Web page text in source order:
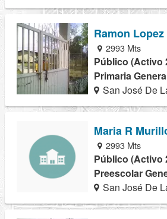
Ramon
2993 Mts
Público (Activo
Primaria
San José De
Maria R
2993 Mts
Público (Activo
Preescolar
San José De